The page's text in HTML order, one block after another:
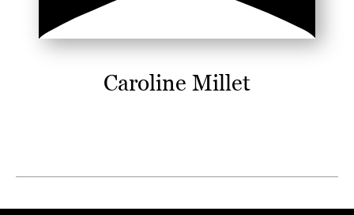
Caroline Millet